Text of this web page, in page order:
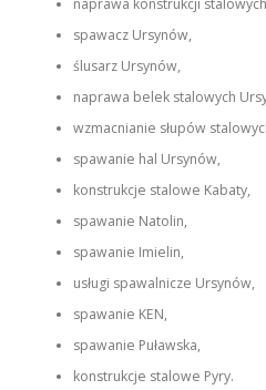
spawacz Ursynów,
ślusarz Ursynów,
naprawa belek stalowych
wzmacnianie słupów
spawanie hal Ursynów,
konstrukcje stalowe Kabaty,
spawanie Natolin,
spawanie Imielin,
usługi spawalnicze Ursynów,
spawanie KEN,
spawanie Puławska,
konstrukcje stalowe Pyry.